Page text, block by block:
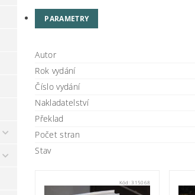
PARAMETRY
Autor
Rok vydání
Číslo vydání
Nakladatelství
Překlad
Počet stran
Stav
Kód:315068